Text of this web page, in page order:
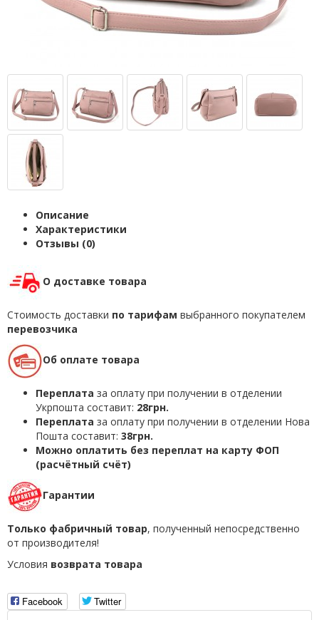
Описание
Характеристики
Отзывы (0)
О доставке товара
Стоимость доставки по тарифам выбранного покупателем
перевозчика
Об оплате товара
Переплата за оплату при получении в отделении
Укрпошта составит: 28грн.
Переплата за оплату при получении в отделении Нова
Пошта составит: 38грн.
Можно оплатить без переплат на карту ФОП
(расчётный счёт)
Гарантии
Только фабричный товар, полученный непосредственно
от производителя!
Условия возврата товара
Facebook
Twitter